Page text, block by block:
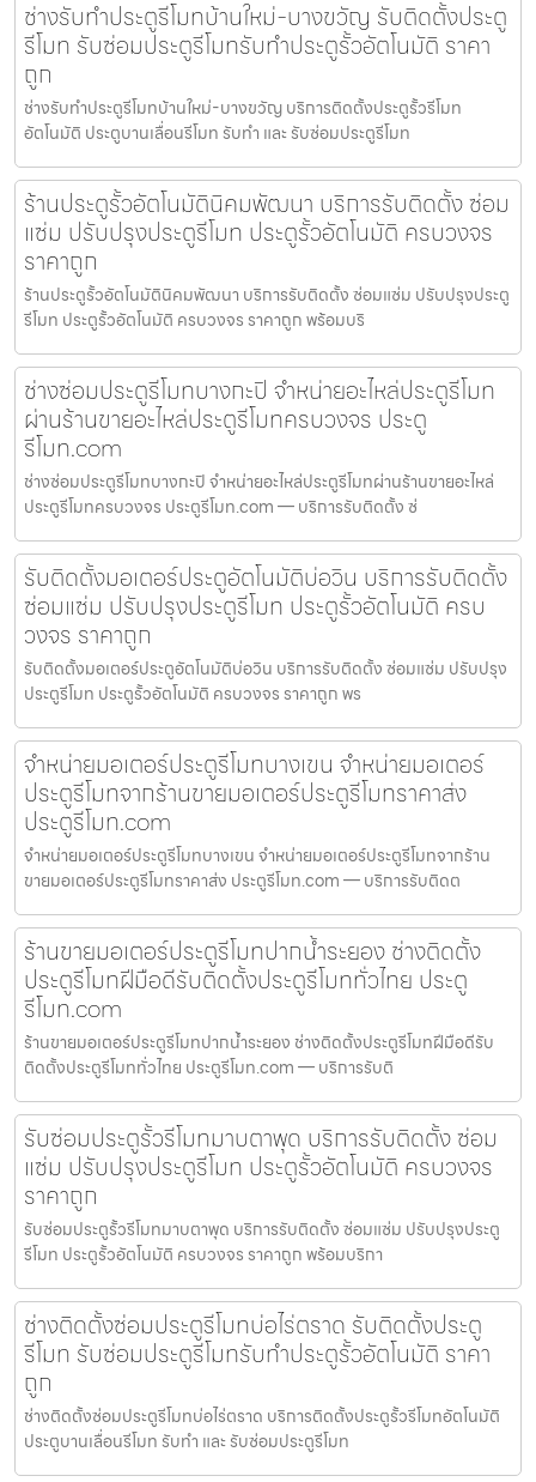
ช่างรับทำประตูรีโมทบ้านใหม่-บางขวัญ รับติดตั้งประตู
รีโมท รับซ่อมประตูรีโมทรับทำประตูรั้วอัตโนมัติ ราคา
ถูก
ช่างรับทำประตูรีโมทบ้านใหม่-บางขวัญ บริการติดตั้งประตูรั้วรีโมท
อัตโนมัติ ประตูบานเลื่อนรีโมท รับทำ และ รับซ่อมประตูรีโมท
ร้านประตูรั้วอัตโนมัตินิคมพัฒนา บริการรับติดตั้ง ซ่อม
แซ่ม ปรับปรุงประตูรีโมท ประตูรั้วอัตโนมัติ ครบวงจร
ราคาถูก
ร้านประตูรั้วอัตโนมัตินิคมพัฒนา บริการรับติดตั้ง ซ่อมแซ่ม ปรับปรุงประตู
รีโมท ประตูรั้วอัตโนมัติ ครบวงจร ราคาถูก พร้อมบริ
ช่างซ่อมประตูรีโมทบางกะปิ จำหน่ายอะไหล่ประตูรีโมท
ผ่านร้านขายอะไหล่ประตูรีโมทครบวงจร ประตู
รีโมท.com
ช่างซ่อมประตูรีโมทบางกะปิ จำหน่ายอะไหล่ประตูรีโมทผ่านร้านขายอะไหล่
ประตูรีโมทครบวงจร ประตูรีโมท.com — บริการรับติดตั้ง ซ่
รับติดตั้งมอเตอร์ประตูอัตโนมัติบ่อวิน บริการรับติดตั้ง
ซ่อมแซ่ม ปรับปรุงประตูรีโมท ประตูรั้วอัตโนมัติ ครบ
วงจร ราคาถูก
รับติดตั้งมอเตอร์ประตูอัตโนมัติบ่อวิน บริการรับติดตั้ง ซ่อมแซ่ม ปรับปรุง
ประตูรีโมท ประตูรั้วอัตโนมัติ ครบวงจร ราคาถูก พร
จำหน่ายมอเตอร์ประตูรีโมทบางเขน จำหน่ายมอเตอร์
ประตูรีโมทจากร้านขายมอเตอร์ประตูรีโมทราคาส่ง
ประตูรีโมท.com
จำหน่ายมอเตอร์ประตูรีโมทบางเขน จำหน่ายมอเตอร์ประตูรีโมทจากร้าน
ขายมอเตอร์ประตูรีโมทราคาส่ง ประตูรีโมท.com — บริการรับติดต
ร้านขายมอเตอร์ประตูรีโมทปากน้ำระยอง ช่างติดตั้ง
ประตูรีโมทฝีมือดีรับติดตั้งประตูรีโมททั่วไทย ประตู
รีโมท.com
ร้านขายมอเตอร์ประตูรีโมทปากน้ำระยอง ช่างติดตั้งประตูรีโมทฝีมือดีรับ
ติดตั้งประตูรีโมททั่วไทย ประตูรีโมท.com — บริการรับติ
รับซ่อมประตูรั้วรีโมทมาบตาพุด บริการรับติดตั้ง ซ่อม
แซ่ม ปรับปรุงประตูรีโมท ประตูรั้วอัตโนมัติ ครบวงจร
ราคาถูก
รับซ่อมประตูรั้วรีโมทมาบตาพุด บริการรับติดตั้ง ซ่อมแซ่ม ปรับปรุงประตู
รีโมท ประตูรั้วอัตโนมัติ ครบวงจร ราคาถูก พร้อมบริกา
ช่างติดตั้งซ่อมประตูรีโมทบ่อไร่ตราด รับติดตั้งประตู
รีโมท รับซ่อมประตูรีโมทรับทำประตูรั้วอัตโนมัติ ราคา
ถูก
ช่างติดตั้งซ่อมประตูรีโมทบ่อไร่ตราด บริการติดตั้งประตูรั้วรีโมทอัตโนมัติ
ประตูบานเลื่อนรีโมท รับทำ และ รับซ่อมประตูรีโมท